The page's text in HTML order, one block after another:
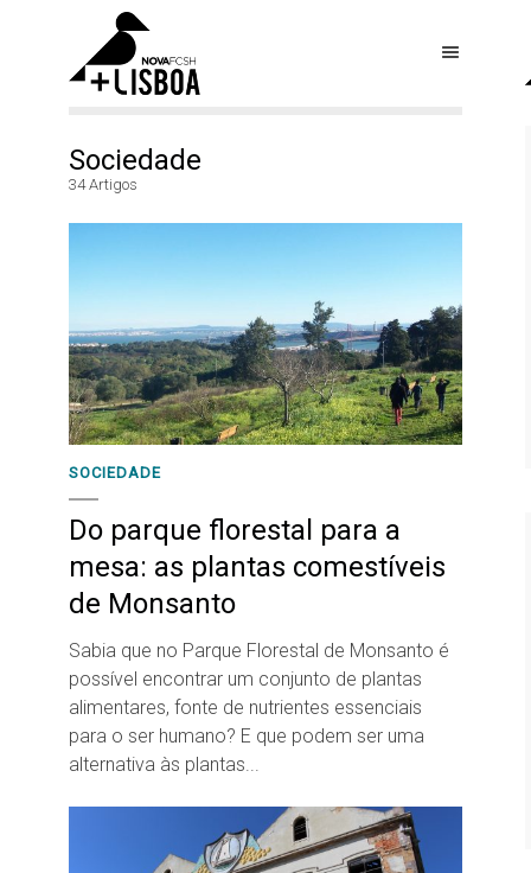
Sociedade
34 Artigos
SOCIEDADE
Do parque florestal para a
mesa: as plantas comestíveis
de Monsanto
Sabia que no Parque Florestal de Monsanto é
possível encontrar um conjunto de plantas
alimentares, fonte de nutrientes essenciais
para o ser humano? E que podem ser uma
alternativa às plantas...